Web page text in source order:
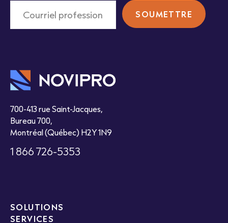
700-413 rue Saint-Jacques,
Bureau 700,
Montréal (Québec) H2Y 1N9
1 866 726-5353
SOLUTIONS
SERVICES